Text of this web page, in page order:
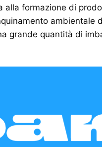
alla formazione di
ambientale
grande quantità di